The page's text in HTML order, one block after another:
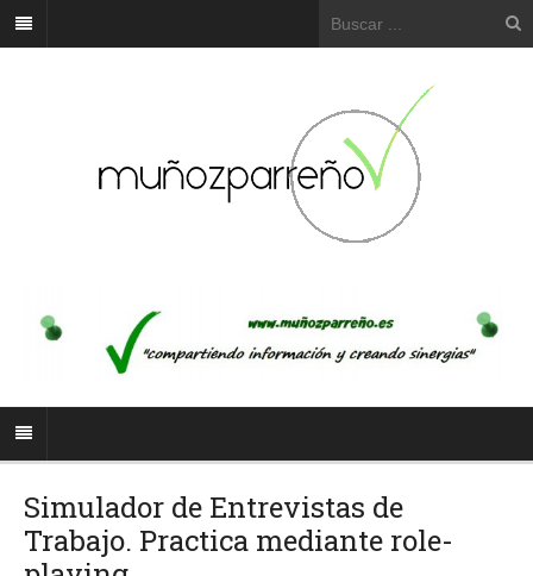
Simulador de Entrevistas de
Trabajo. Practica mediante role-